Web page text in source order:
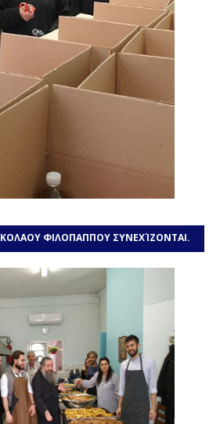
ΦΙΛΟΠΑΠΠΟΥ ΣΥΝΕΧΊΖΟΝΤΑΙ.